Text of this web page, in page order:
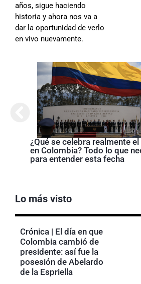
años, sigue haciendo
historia y ahora nos va a
dar la oportunidad de verlo
en vivo nuevamente.
¿Qué se celebra realmente
en Colombia? Todo lo que
para entender esta fecha
Lo más visto
Crónica | El día en que
Colombia cambió de
presidente: así fue la
posesión de Abelardo
de la Espriella